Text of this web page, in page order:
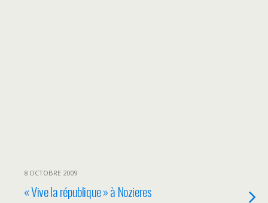
8 OCTOBRE 2009
« Vive la république » à Nozieres